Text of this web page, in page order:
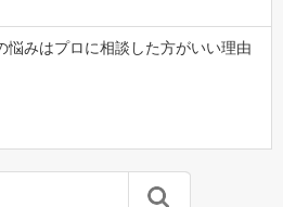
悩みはプロに相談した方がいい理由